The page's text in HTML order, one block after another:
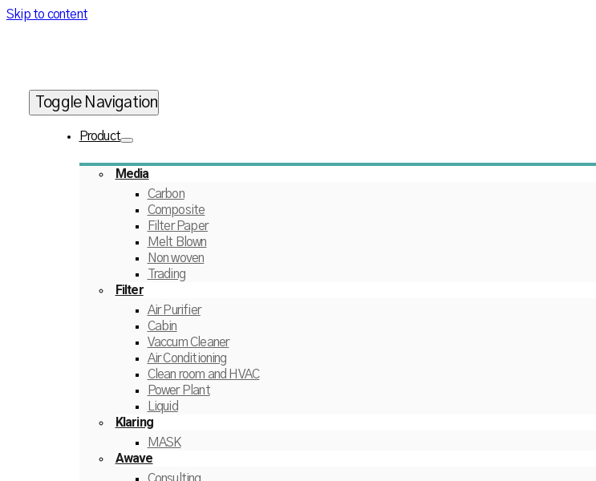
Skip to content
Toggle Navigation
Product
Media
Carbon
Composite
Filter Paper
Melt Blown
Non woven
Trading
Filter
Air Purifier
Cabin
Vaccum Cleaner
Air Conditioning
Clean room and HVAC
Power Plant
Liquid
Klaring
MASK
Awave